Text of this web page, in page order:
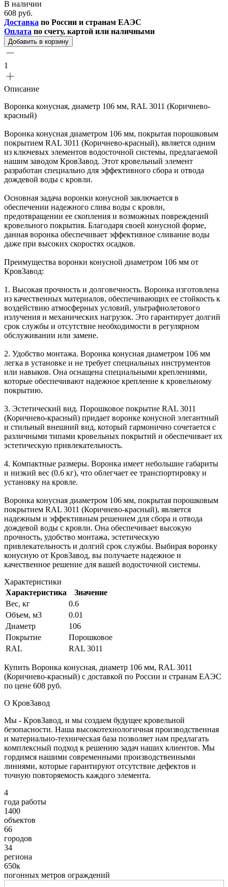
В наличии
608 руб.
Доставка по России и странам ЕАЭС
Оплата по счету, картой или наличными
Добавить в корзину
1
Описание
Воронка конусная, диаметр 106 мм, RAL 3011 (Коричнево-
красный)
Воронка конусная диаметром 106 мм, покрытая порошковым
покрытием RAL 3011 (Коричнево-красный), является одним
из ключевых элементов водосточной системы, предлагаемой
нашим заводом КровЗавод. Этот кровельный элемент
разработан специально для эффективного сбора и отвода
дождевой воды с кровли.
Основная задача воронки конусной заключается в
обеспечении надежного слива воды с кровли,
предотвращении ее скопления и возможных повреждений
кровельного покрытия. Благодаря своей конусной форме,
данная воронка обеспечивает эффективное сливание воды
даже при высоких скоростях осадков.
Преимущества воронки конусной диаметром 106 мм от
КровЗавод:
1. Высокая прочность и долговечность. Воронка изготовлена
из качественных материалов, обеспечивающих ее стойкость к
воздействию атмосферных условий, ультрафиолетового
излучения и механических нагрузок. Это гарантирует долгий
срок службы и отсутствие необходимости в регулярном
обслуживании или замене.
2. Удобство монтажа. Воронка конусная диаметром 106 мм
легка в установке и не требует специальных инструментов
или навыков. Она оснащена специальными креплениями,
которые обеспечивают надежное крепление к кровельному
покрытию.
3. Эстетический вид. Порошковое покрытие RAL 3011
(Коричнево-красный) придает воронке конусной элегантный
и стильный внешний вид, который гармонично сочетается с
различными типами кровельных покрытий и обеспечивает их
эстетическую привлекательность.
4. Компактные размеры. Воронка имеет небольшие габариты
и низкий вес (0.6 кг), что облегчает ее транспортировку и
установку на кровле.
Воронка конусная диаметром 106 мм, покрытая порошковым
покрытием RAL 3011 (Коричнево-красный), является
надежным и эффективным решением для сбора и отвода
дождевой воды с кровли. Она обеспечивает высокую
прочность, удобство монтажа, эстетическую
привлекательность и долгий срок службы. Выбирая воронку
конусную от КровЗавод, вы получаете надежное и
качественное решение для вашей водосточной системы.
Характеристики
Характеристика
Значение
Вес, кг
0.6
Объем, м3
0.01
Диаметр
106
Покрытие
Порошковое
RAL
RAL 3011
Купить Воронка конусная, диаметр 106 мм, RAL 3011
(Коричнево-красный) с доставкой по России и странам ЕАЭС
по цене 608 руб.
О КровЗавод
Мы - КровЗавод, и мы создаем будущее кровельной
безопасности. Наша высокотехнологичная производственная
и материально-техническая база позволяет нам предлагать
комплексный подход к решению задач наших клиентов. Мы
гордимся нашими современными производственными
линиями, которые гарантируют отсутствие дефектов и
точную повторяемость каждого элемента.
4
года работы
1400
объектов
66
городов
34
региона
650к
погонных метров ограждений